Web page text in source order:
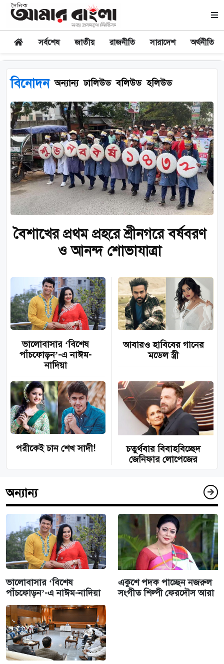
সর্বশেষ জাতীয় রাজনীতি সারাদেশ অর্থনীতি
বিনোদন অন্যান্য ঢালিউড বলিউড হলিউড
বৈশাখের প্রথম প্রহরে শ্রীনগরে বর্ষবরণ
ও আনন্দ শোভাযাত্রা
ভালোবাসার ‘বিশেষ
পাঁচফোড়ন’-এ নাঈম-
নাদিয়া
আবারও হাবিবের গানের
মডেল স্ত্রী
পরীকেই চান শেখ সাদী!
চতুর্থবার বিবাহবিচ্ছেদ
জেনিফার লোপেজের
অন্যান্য
ভালোবাসার ‘বিশেষ
পাঁচফোড়ন’-এ নাঈম-নাদিয়া
একুশে পদক পাচ্ছেন নজরুল
সংগীত শিল্পী ফেরদৌস আরা